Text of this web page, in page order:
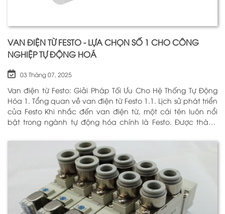
VAN ĐIỆN TỪ FESTO - LỰA CHỌN SỐ 1 CHO CÔNG
NGHIỆP TỰ ĐỘNG HOÁ
03 Tháng 07, 2025
Van điện từ Festo: Giải Pháp Tối Ưu Cho Hệ Thống Tự Động
Hóa 1. Tổng quan về van điện từ Festo 1.1. Lịch sử phát triển
của Festo Khi nhắc đến van điện từ, một cái tên luôn nổi
bật trong ngành tự động hóa chính là Festo. Được thành